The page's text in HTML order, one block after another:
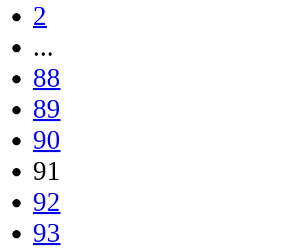
2
...
88
89
90
91
92
93